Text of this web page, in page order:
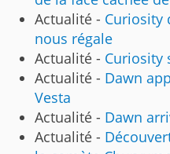
Actualité - Curiosity
nous régale
Actualité - Curiosity
Actualité - Dawn
Vesta
Actualité - Dawn
Actualité -